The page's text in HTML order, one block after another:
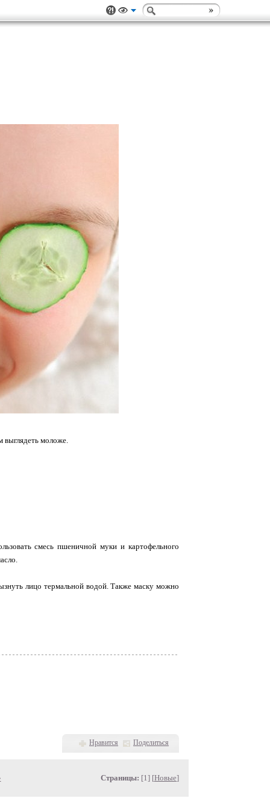
выглядеть моложе.
смесь пшеничной муки и картофельного
лицо термальной водой. Также маску можно
Нравится Поделиться
Страницы: [1] [Новые]